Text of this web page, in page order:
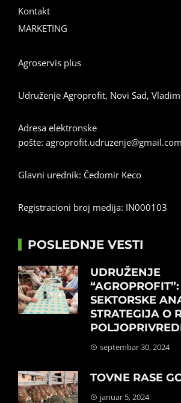
Kontakt
MARKETING
Agroservis plus
Udruženje Agroprofit, Novi Sad,
Adresa elektronske
pošte: agroprofit.udruzenje@gmail.com
Glavni urednik: Čedomir Keco
Registracioni broj medija: IN000103
POSLEDNJE VESTI
UDRUŽENJE
SEKTORSKE
STRATEGIJA O
septembar 30, 2024
TOVNE RASE
januar 5, 2024